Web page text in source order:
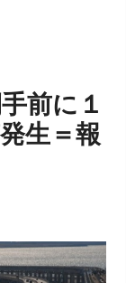
前に１
生＝報